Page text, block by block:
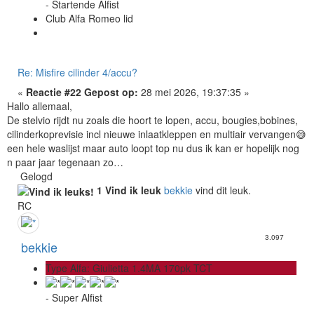
- Startende Alfist
Club Alfa Romeo lid
Re: Misfire cilinder 4/accu?
« Reactie #22 Gepost op: 28 mei 2026, 19:37:35 »
Hallo allemaal,
De stelvio rijdt nu zoals die hoort te lopen, accu, bougies,bobines,
cilinderkoprevisie incl nieuwe inlaatkleppen en multiair vervangen😅
een hele waslijst maar auto loopt top nu dus ik kan er hopelijk nog
n paar jaar tegenaan zo…
Gelogd
1 Vind ik leuk bekkie vind dit leuk.
RC
bekkie
3.097
Type Alfa: Giulietta 1.4MA 170pk TCT
- Super Alfist